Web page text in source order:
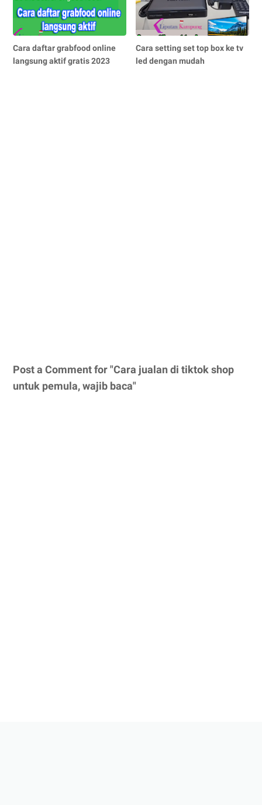
Cara daftar grabfood online
langsung aktif gratis 2023
Cara setting set top box ke tv
led dengan mudah
Post a Comment for "Cara jualan di tiktok shop
untuk pemula, wajib baca"